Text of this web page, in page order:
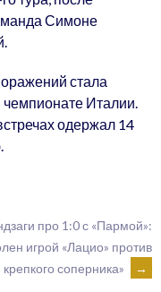
Симоне
стала
Италии.
одержал 14
про 1:0 с «Пармой»:
игрой «Лацио» против
крепкого соперника»
→